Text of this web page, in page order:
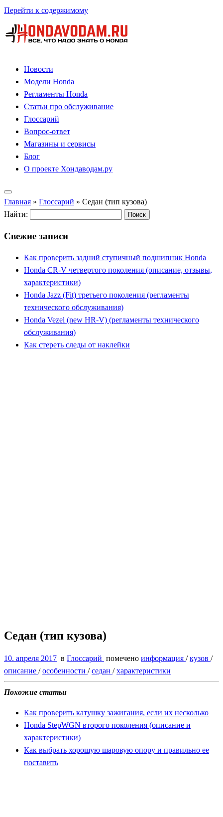
Перейти к содержимому
Новости
Модели Honda
Регламенты Honda
Статьи про обслуживание
Глоссарий
Вопрос-ответ
Магазины и сервисы
Блог
О проекте Хондаводам.ру
Главная » Глоссарий » Седан (тип кузова)
Найти:
Свежие записи
Как проверить задний ступичный подшипник Honda
Honda CR-V четвертого поколения (описание, отзывы,
характеристики)
Honda Jazz (Fit) третьего поколения (регламенты
технического обслуживания)
Honda Vezel (new HR-V) (регламенты технического
обслуживания)
Как стереть следы от наклейки
Седан (тип кузова)
10. апреля 2017 в Глоссарий помечено информация /кузов /
описание /особенности /седан /характеристики
Похожие статьи
Как проверить катушку зажигания, если их несколько
Honda StepWGN второго поколения (описание и
характеристики)
Как выбрать хорошую шаровую опору и правильно ее
поставить